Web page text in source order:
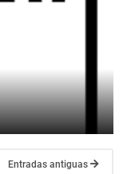
Entradas antiguas